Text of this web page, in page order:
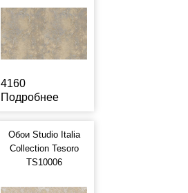
4160
Подробнее
Обои Studio Italia
Collection Tesoro
TS10006